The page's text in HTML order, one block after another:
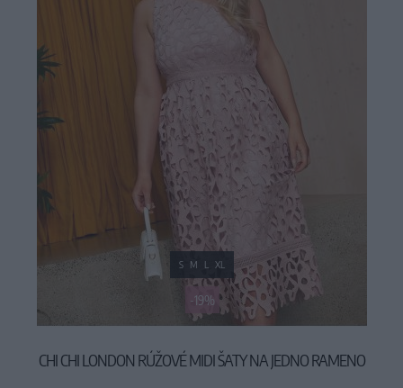
-19%
S M L XL
CHI CHI LONDON RÚŽOVÉ MIDI ŠATY NA JEDNO RAMENO